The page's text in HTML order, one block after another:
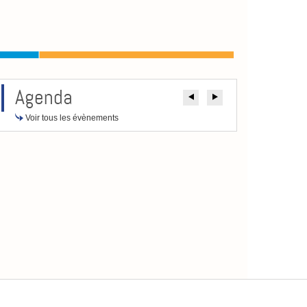
Agenda
Voir tous les évènements
Précédent